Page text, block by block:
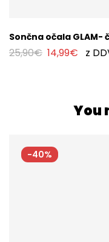
Sončna očala GLAM-
25,90€ 14,99€ z
You
-40%